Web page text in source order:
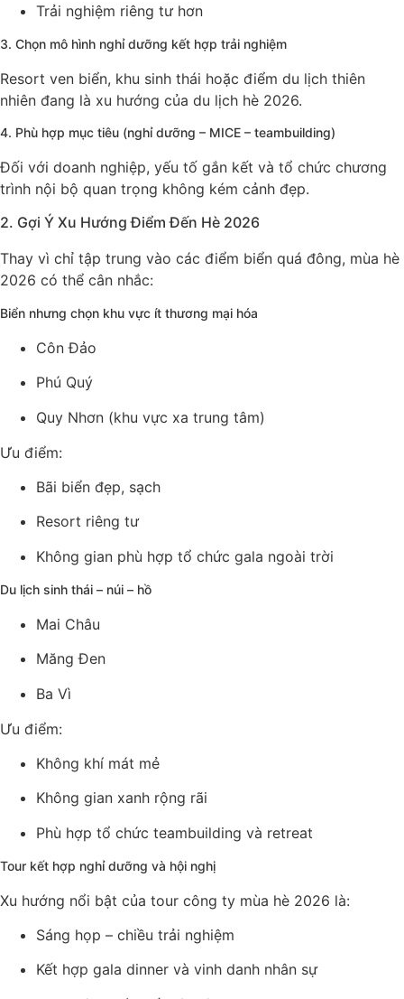
Trải nghiệm riêng tư hơn
3. Chọn mô hình nghỉ dưỡng kết hợp trải nghiệm
Resort ven biển, khu sinh thái hoặc điểm du lịch thiên
nhiên đang là xu hướng của du lịch hè 2026.
4. Phù hợp mục tiêu (nghỉ dưỡng – MICE – teambuilding)
Đối với doanh nghiệp, yếu tố gắn kết và tổ chức chương
trình nội bộ quan trọng không kém cảnh đẹp.
2. Gợi Ý Xu Hướng Điểm Đến Hè 2026
Thay vì chỉ tập trung vào các điểm biển quá đông, mùa hè
2026 có thể cân nhắc:
Biển nhưng chọn khu vực ít thương mại hóa
Côn Đảo
Phú Quý
Quy Nhơn (khu vực xa trung tâm)
Ưu điểm:
Bãi biển đẹp, sạch
Resort riêng tư
Không gian phù hợp tổ chức gala ngoài trời
Du lịch sinh thái – núi – hồ
Mai Châu
Măng Đen
Ba Vì
Ưu điểm:
Không khí mát mẻ
Không gian xanh rộng rãi
Phù hợp tổ chức teambuilding và retreat
Tour kết hợp nghỉ dưỡng và hội nghị
Xu hướng nổi bật của tour công ty mùa hè 2026 là:
Sáng họp – chiều trải nghiệm
Kết hợp gala dinner và vinh danh nhân sự